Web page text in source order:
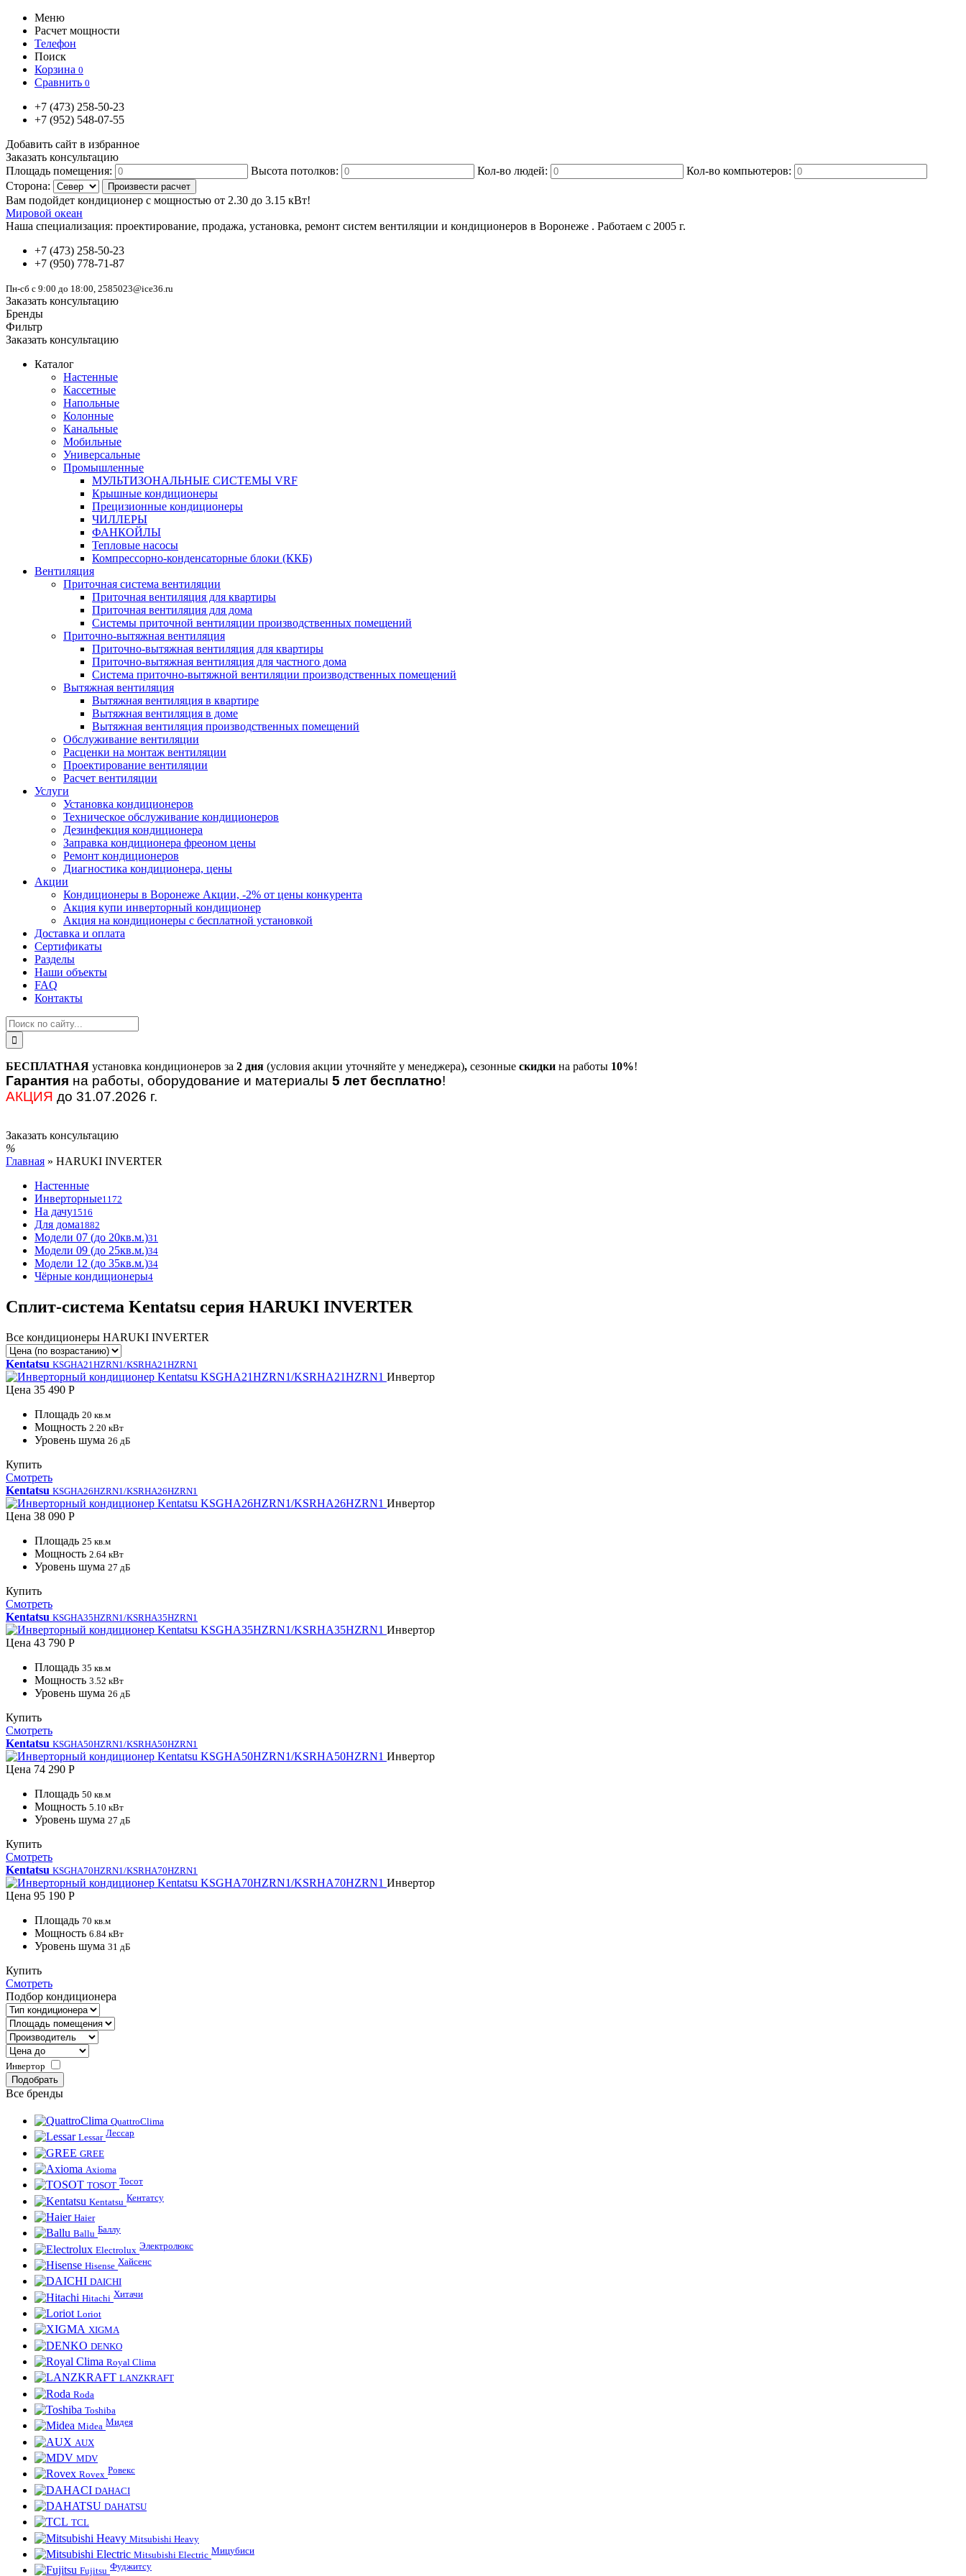
Меню
Расчет мощности
Телефон
Поиск
Корзина 0
Сравнить 0
+7 (473) 258-50-23
+7 (952) 548-07-55
Добавить сайт в избранное
Заказать консультацию
Площадь помещения:
Высота потолков: Кол-во людей:
Кол-во компьютеров:
Сторона:
Вам подойдет кондиционер с мощностью от 2.30 до 3.15 кВт!
Мировой океан
Наша специализация: проектирование, продажа, установка, ремонт систем вентиляции и кондиционеров в Воронеже . Работаем с 2005 г.
+7 (473) 258-50-23
+7 (950) 778-71-87
Пн-сб с 9:00 до 18:00, 2585023@ice36.ru
Заказать консультацию
Бренды
Фильтр
Заказать консультацию
Каталог
Настенные
Кассетные
Напольные
Колонные
Канальные
Мобильные
Универсальные
Промышленные
МУЛЬТИЗОНАЛЬНЫЕ СИСТЕМЫ VRF
Крышные кондиционеры
Прецизионные кондиционеры
ЧИЛЛЕРЫ
ФАНКОЙЛЫ
Тепловые насосы
Компрессорно-конденсаторные блоки (ККБ)
Вентиляция
Приточная система вентиляции
Приточная вентиляция для квартиры
Приточная вентиляция для дома
Системы приточной вентиляции производственных помещений
Приточно-вытяжная вентиляция
Приточно-вытяжная вентиляция для квартиры
Приточно-вытяжная вентиляция для частного дома
Система приточно-вытяжной вентиляции производственных помещений
Вытяжная вентиляция
Вытяжная вентиляция в квартире
Вытяжная вентиляция в доме
Вытяжная вентиляция производственных помещений
Обслуживание вентиляции
Расценки на монтаж вентиляции
Проектирование вентиляции
Расчет вентиляции
Услуги
Установка кондиционеров
Техническое обслуживание кондиционеров
Дезинфекция кондиционера
Заправка кондиционера фреоном цены
Ремонт кондиционеров
Диагностика кондиционера, цены
Акции
Кондиционеры в Воронеже Акции, -2% от цены конкурента
Акция купи инверторный кондиционер
Акция на кондиционеры с бесплатной установкой
Доставка и оплата
Сертификаты
Разделы
Наши объекты
FAQ
Контакты
БЕСПЛАТНАЯ установка кондиционеров за 2 дня (условия акции уточняйте у менеджера), сезонные скидки на работы 10%!
Гарантия на работы, оборудование и материалы 5 лет бесплатно!
АКЦИЯ до 31.07.2026 г.
Заказать консультацию
Главная » HARUKI INVERTER
Настенные
Инверторные1172
На дачу1516
Для дома1882
Модели 07 (до 20кв.м.)31
Модели 09 (до 25кв.м.)34
Модели 12 (до 35кв.м.)34
Чёрные кондиционеры4
Сплит-система Kentatsu серия HARUKI INVERTER
Все кондиционеры HARUKI INVERTER
Kentatsu KSGHA21HZRN1/KSRHA21HZRN1
Инвертор
Цена 35 490 Р
Площадь 20 кв.м
Мощность 2.20 кВт
Уровень шума 26 дБ
Купить
Смотреть
Kentatsu KSGHA26HZRN1/KSRHA26HZRN1
Инвертор
Цена 38 090 Р
Площадь 25 кв.м
Мощность 2.64 кВт
Уровень шума 27 дБ
Купить
Смотреть
Kentatsu KSGHA35HZRN1/KSRHA35HZRN1
Инвертор
Цена 43 790 Р
Площадь 35 кв.м
Мощность 3.52 кВт
Уровень шума 26 дБ
Купить
Смотреть
Kentatsu KSGHA50HZRN1/KSRHA50HZRN1
Инвертор
Цена 74 290 Р
Площадь 50 кв.м
Мощность 5.10 кВт
Уровень шума 27 дБ
Купить
Смотреть
Kentatsu KSGHA70HZRN1/KSRHA70HZRN1
Инвертор
Цена 95 190 Р
Площадь 70 кв.м
Мощность 6.84 кВт
Уровень шума 31 дБ
Купить
Смотреть
Подбор кондиционера
Инвертор
Все бренды
QuattroClima
Lessar Лессар
GREE
Axioma
TOSOT Тосот
Kentatsu Кентатсу
Haier
Ballu Баллу
Electrolux Электролюкс
Hisense Хайсенс
DAICHI
Hitachi Хитачи
Loriot
XIGMA
DENKO
Royal Clima
LANZKRAFT
Roda
Toshiba
Midea Мидея
AUX
MDV
Rovex Ровекс
DAHACI
DAHATSU
TCL
Mitsubishi Heavy
Mitsubishi Electric Мицубиси
Fujitsu Фуджитсу